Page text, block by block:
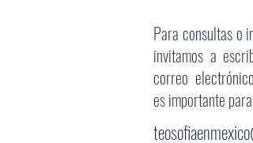
Para consultas o
invitamos a
correo
es importante